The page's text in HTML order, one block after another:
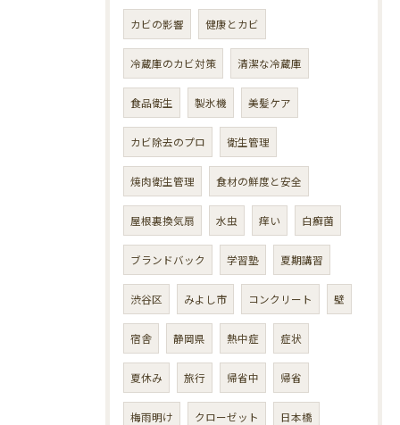
カビの影響 健康とカビ
冷蔵庫のカビ対策 清潔な冷蔵庫
食品衛生 製氷機 美髪ケア
カビ除去のプロ 衛生管理
焼肉衛生管理 食材の鮮度と安全
屋根裏換気扇 水虫 痒い 白癬菌
ブランドバック 学習塾 夏期講習
渋谷区 みよし市 コンクリート 壁
宿舎 静岡県 熱中症 症状
夏休み 旅行 帰省中 帰省
梅雨明け クローゼット 日本橋